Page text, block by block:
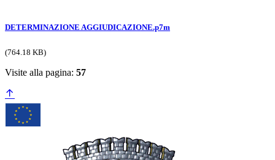
DETERMINAZIONE AGGIUDICAZIONE.p7m
(764.18 KB)
Visite alla pagina: 57